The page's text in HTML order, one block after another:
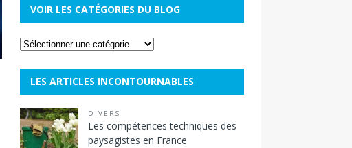
VOIR LES CATÉGORIES DU BLOG
LES ARTICLES INCONTOURNABLES
DIVERS
Les compétences techniques des
paysagistes en France